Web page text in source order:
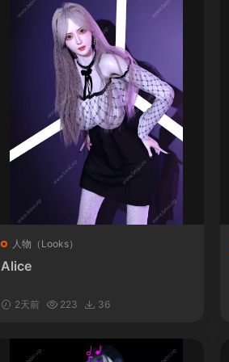
人物（Looks）
Alice
2天前 223 36